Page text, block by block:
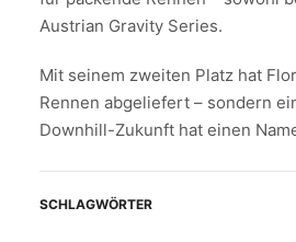
Austrian Gravity Series.
Mit seinem zweiten Platz hat
Rennen abgeliefert – sondern
Downhill-Zukunft hat einen
SCHLAGWÖRTER